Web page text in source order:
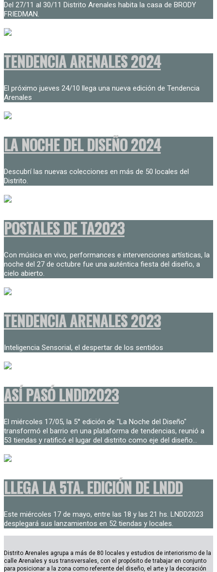
Del 27/11 al 30/11 Distrito Arenales habita la casa de BRODY
FRIEDMAN.
TENDENCIA ARENALES 2024
El próximo jueves 24/10 llega una nueva edición de Tendencia
Arenales
LA NOCHE DEL DISEÑO 2024
Descubrí las nuevas colecciones en más de 50 locales del
Distrito.
POSTALES DE TA2023
Con música en vivo, performances e intervenciones artísticas, la
noche del 27 de octubre fue una auténtica fiesta del diseño, a
cielo abierto.
TENDENCIA ARENALES 2023
Inteligencia Sensorial, el despertar de los sentidos
ASÍ PASÓ LNDD2023
El miércoles 17/05, la 5° edición de "La Noche del Diseño"
transformó el barrio en una plataforma de tendencias, reunió a
53 tiendas y ratificó el lugar del distrito como eje del diseño...
LLEGA LA 5TA. EDICIÓN DE LNDD
Este miércoles 17 de mayo, entre las 18 y las 21 hs. LNDD2023
desplegará sus lanzamientos en 52 tiendas y locales.
Distrito Arenales agrupa a más de 80 locales y estudios de interiorismo de la
calle Arenales y sus transversales, con el propósito de trabajar en conjunto
para posicionar a la zona como referente del diseño, el arte y la decoración